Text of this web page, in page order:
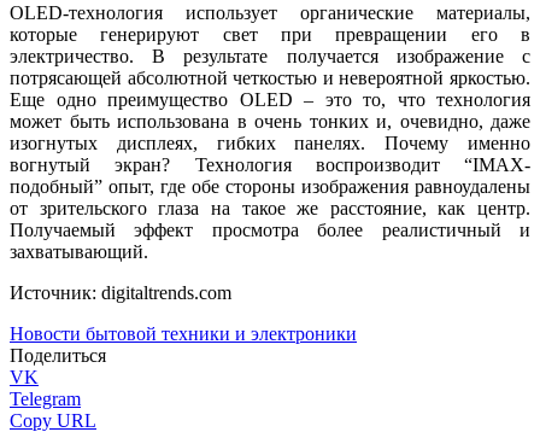
OLED-технология использует органические материалы,
которые генерируют свет при превращении его в
электричество. В результате получается изображение с
потрясающей абсолютной четкостью и невероятной яркостью.
Еще одно преимущество OLED – это то, что технология
может быть использована в очень тонких и, очевидно, даже
изогнутых дисплеях, гибких панелях. Почему именно
вогнутый экран? Технология воспроизводит “IMAX-
подобный” опыт, где обе стороны изображения равноудалены
от зрительского глаза на такое же расстояние, как центр.
Получаемый эффект просмотра более реалистичный и
захватывающий.
Источник: digitaltrends.com
Новости бытовой техники и электроники
Поделиться
VK
Telegram
Copy URL